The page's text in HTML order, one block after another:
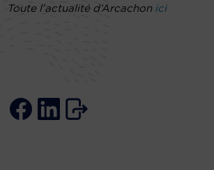
Toute l’actualité d’Arcachon ici